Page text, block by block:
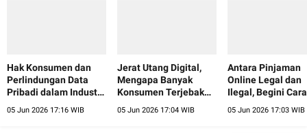
Hak Konsumen dan
Perlindungan Data
Pribadi dalam Industri
05 Jun 2026 17:16 WIB
Jerat Utang Digital,
Mengapa Banyak
Konsumen Terjebak
05 Jun 2026 17:04 WIB
Antara Pinjaman
Online Legal dan
Ilegal, Begini Cara
05 Jun 2026 17:03 WIB